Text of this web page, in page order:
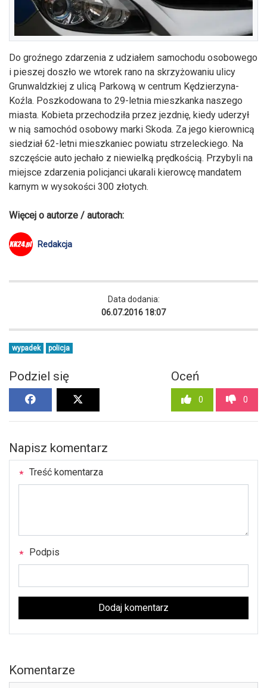
Do groźnego zdarzenia z udziałem samochodu osobowego
i pieszej doszło we wtorek rano na skrzyżowaniu ulicy
Grunwaldzkiej z ulicą Parkową w centrum Kędzierzyna-
Koźla. Poszkodowana to 29-letnia mieszkanka naszego
miasta. Kobieta przechodziła przez jezdnię, kiedy uderzył
w nią samochód osobowy marki Skoda. Za jego kierownicą
siedział 62-letni mieszkaniec powiatu strzeleckiego. Na
szczęście auto jechało z niewielką prędkością. Przybyli na
miejsce zdarzenia policjanci ukarali kierowcę mandatem
karnym w wysokości 300 złotych.
Więcej o autorze / autorach:
Redakcja
Data dodania:
06.07.2016 18:07
wypadek policja
Podziel się Oceń
0 0
Napisz komentarz
Treść komentarza
Podpis
Dodaj komentarz
Komentarze